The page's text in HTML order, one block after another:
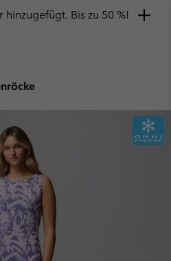
hinzugefügt. Bis zu 50 %!